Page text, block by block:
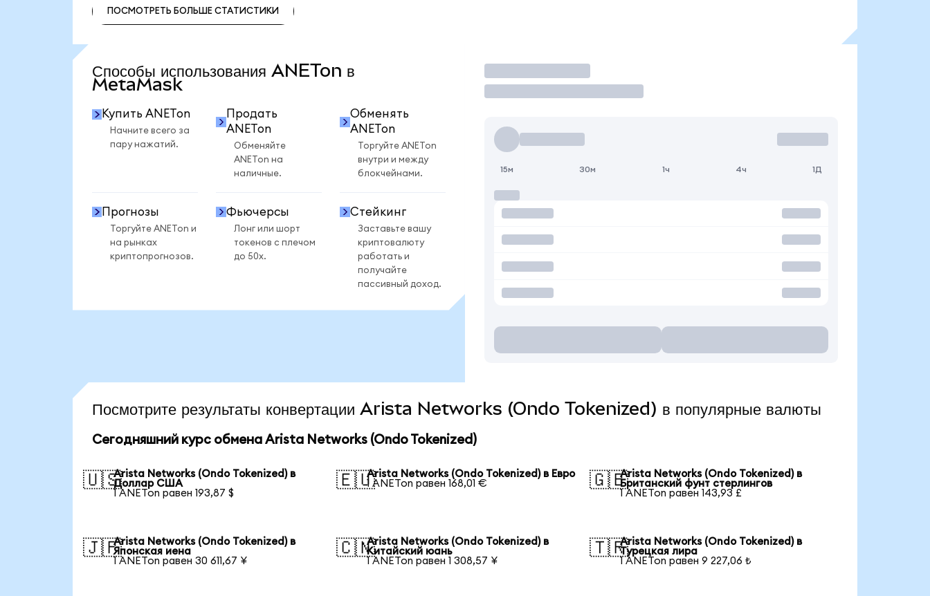
ПОСМОТРЕТЬ БОЛЬШЕ СТАТИСТИКИ
Способы использования ANETon в
MetaMask
Купить ANETon
Начните всего за
пару нажатий.
Продать
ANETon
Обменяйте
ANETon на
наличные.
Обменять
ANETon
Торгуйте ANETon
внутри и между
блокчейнами.
Прогнозы
Торгуйте ANETon и
на рынках
криптопрогнозов.
Фьючерсы
Лонг или шорт
токенов с плечом
до 50x.
Стейкинг
Заставьте вашу
криптовалюту
работать и
получайте
пассивный доход.
Торговать
15м 30м 1ч 4ч 1Д
Посмотрите результаты конвертации Arista Networks (Ondo Tokenized) в популярные валюты
Сегодняшний курс обмена Arista Networks (Ondo Tokenized)
🇺🇸Arista Networks (Ondo Tokenized) в
Доллар США
1 ANETon равен 193,87 $
🇪🇺Arista Networks (Ondo Tokenized) в Евро
1 ANETon равен 168,01 €
🇬🇧Arista Networks (Ondo Tokenized) в
Британский фунт стерлингов
1 ANETon равен 143,93 £
🇯🇵Arista Networks (Ondo Tokenized) в
Японская иена
1 ANETon равен 30 611,67 ¥
🇨🇳Arista Networks (Ondo Tokenized) в
Китайский юань
1 ANETon равен 1 308,57 ¥
🇹🇷Arista Networks (Ondo Tokenized) в
Турецкая лира
1 ANETon равен 9 227,06 ₺